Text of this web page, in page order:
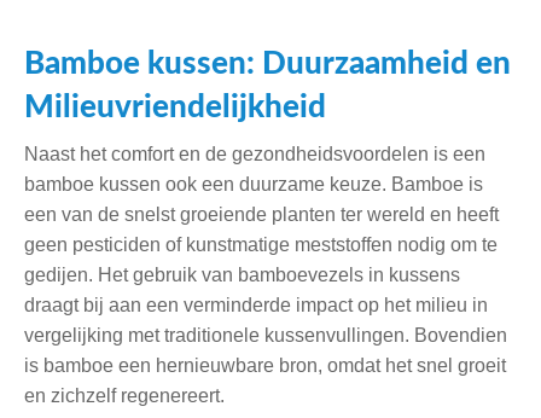
Bamboe kussen: Duurzaamheid en
Milieuvriendelijkheid
Naast het comfort en de gezondheidsvoordelen is een
bamboe kussen ook een duurzame keuze. Bamboe is
een van de snelst groeiende planten ter wereld en heeft
geen pesticiden of kunstmatige meststoffen nodig om te
gedijen. Het gebruik van bamboevezels in kussens
draagt bij aan een verminderde impact op het milieu in
vergelijking met traditionele kussenvullingen. Bovendien
is bamboe een hernieuwbare bron, omdat het snel groeit
en zichzelf regenereert.